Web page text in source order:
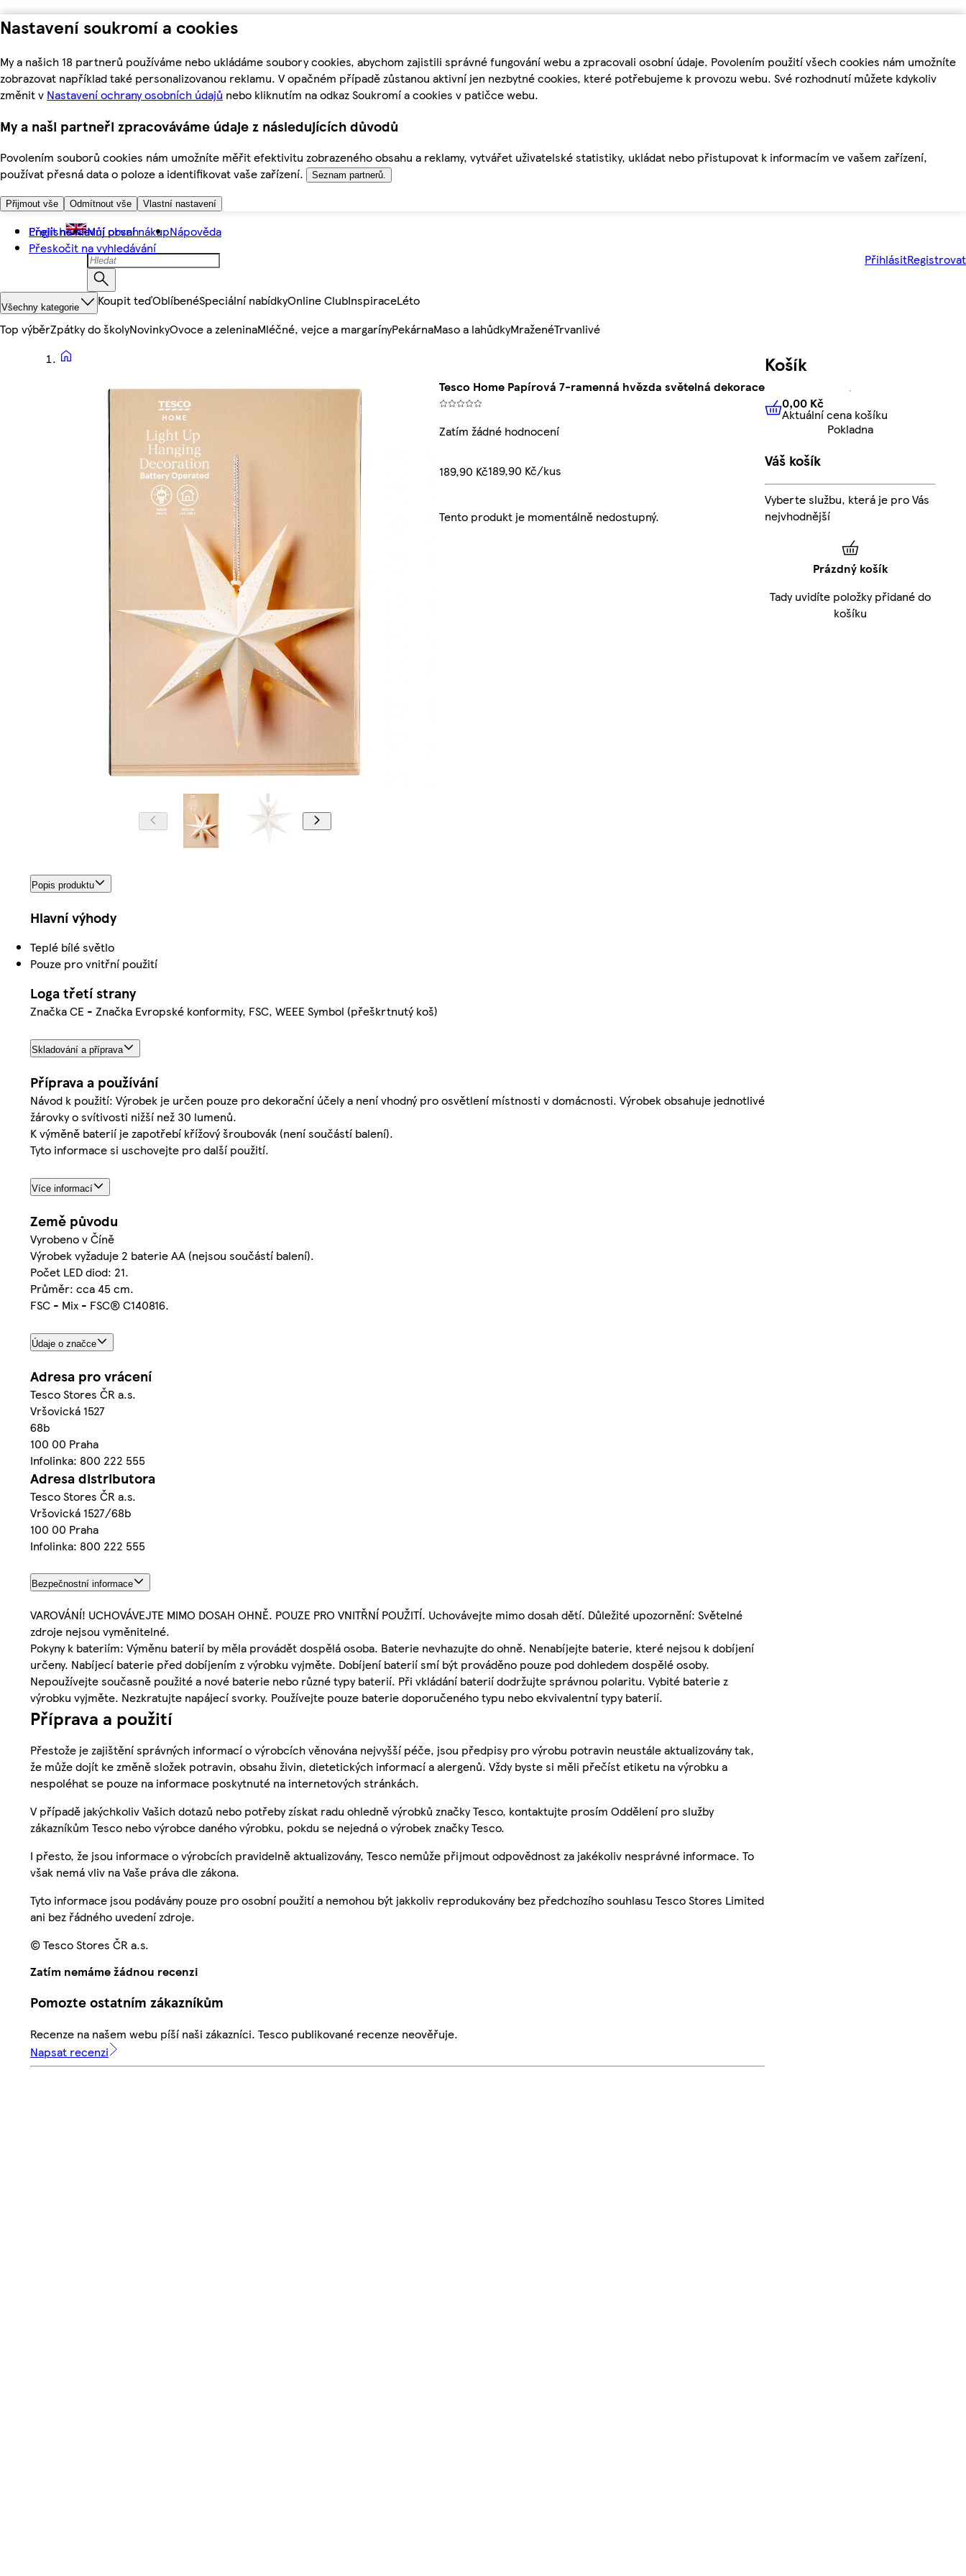
Nastavení soukromí a cookies
My a našich 18 partnerů používáme nebo ukládáme soubory cookies, abychom zajistili správné fungování webu a zpracovali osobní údaje. Povolením použití všech cookies nám umožníte
zobrazovat například také personalizovanou reklamu. V opačném případě zůstanou aktivní jen nezbytné cookies, které potřebujeme k provozu webu. Své rozhodnutí můžete kdykoliv
změnit v Nastavení ochrany osobních údajů nebo kliknutím na odkaz Soukromí a cookies v patičce webu.
My a naši partneři zpracováváme údaje z následujících důvodů
Povolením souborů cookies nám umožníte měřit efektivitu zobrazeného obsahu a reklamy, vytvářet uživatelské statistiky, ukládat nebo přistupovat k informacím ve vašem zařízení,
používat přesná data o poloze a identifikovat vaše zařízení.
Seznam partnerů.
Přijmout vše Odmítnout vše Vlastní nastavení
Přejít na hlavní obsah
Přeskočit na vyhledávání
English Můj první nákupNápověda
PřihlásitRegistrovat
Všechny kategorie Koupit teďOblíbenéSpeciální nabídkyOnline ClubInspiraceLéto
Top výběrZpátky do školyNovinkyOvoce a zeleninaMléčné, vejce a margarínyPekárnaMaso a lahůdkyMraženéTrvanlivé
Tesco Home Papírová 7-ramenná hvězda světelná dekorace
Zatím žádné hodnocení
189,90 Kč189,90 Kč/kus
Tento produkt je momentálně nedostupný.
Popis produktu
Hlavní výhody
Teplé bílé světlo
Pouze pro vnitřní použití
Loga třetí strany
Značka CE - Značka Evropské konformity, FSC, WEEE Symbol (přeškrtnutý koš)
Skladování a příprava
Příprava a používání
Návod k použití: Výrobek je určen pouze pro dekorační účely a není vhodný pro osvětlení místnosti v domácnosti. Výrobek obsahuje jednotlivé
žárovky o svítivosti nižší než 30 lumenů.
K výměně baterií je zapotřebí křížový šroubovák (není součástí balení).
Tyto informace si uschovejte pro další použití.
Více informací
Země původu
Vyrobeno v Číně
Výrobek vyžaduje 2 baterie AA (nejsou součástí balení).
Počet LED diod: 21.
Průměr: cca 45 cm.
FSC - Mix - FSC® C140816.
Údaje o značce
Adresa pro vrácení
Tesco Stores ČR a.s.
Vršovická 1527
68b
100 00 Praha
Infolinka: 800 222 555
Adresa distributora
Tesco Stores ČR a.s.
Vršovická 1527/68b
100 00 Praha
Infolinka: 800 222 555
Bezpečnostní informace
VAROVÁNÍ! UCHOVÁVEJTE MIMO DOSAH OHNĚ. POUZE PRO VNITŘNÍ POUŽITÍ. Uchovávejte mimo dosah dětí. Důležité upozornění: Světelné
zdroje nejsou vyměnitelné.
Pokyny k bateriím: Výměnu baterií by měla provádět dospělá osoba. Baterie nevhazujte do ohně. Nenabíjejte baterie, které nejsou k dobíjení
určeny. Nabíjecí baterie před dobíjením z výrobku vyjměte. Dobíjení baterií smí být prováděno pouze pod dohledem dospělé osoby.
Nepoužívejte současně použité a nové baterie nebo různé typy baterií. Při vkládání baterií dodržujte správnou polaritu. Vybité baterie z
výrobku vyjměte. Nezkratujte napájecí svorky. Používejte pouze baterie doporučeného typu nebo ekvivalentní typy baterií.
Příprava a použití
Přestože je zajištění správných informací o výrobcích věnována nejvyšší péče, jsou předpisy pro výrobu potravin neustále aktualizovány tak,
že může dojít ke změně složek potravin, obsahu živin, dietetických informací a alergenů. Vždy byste si měli přečíst etiketu na výrobku a
nespoléhat se pouze na informace poskytnuté na internetových stránkách.
V případě jakýchkoliv Vašich dotazů nebo potřeby získat radu ohledně výrobků značky Tesco, kontaktujte prosím Oddělení pro služby
zákazníkům Tesco nebo výrobce daného výrobku, pokdu se nejedná o výrobek značky Tesco.
I přesto, že jsou informace o výrobcích pravidelně aktualizovány, Tesco nemůže přijmout odpovědnost za jakékoliv nesprávné informace. To
však nemá vliv na Vaše práva dle zákona.
Tyto informace jsou podávány pouze pro osobní použití a nemohou být jakkoliv reprodukovány bez předchozího souhlasu Tesco Stores Limited
ani bez řádného uvedení zdroje.
© Tesco Stores ČR a.s.
Zatím nemáme žádnou recenzi
Pomozte ostatním zákazníkům
Recenze na našem webu píší naši zákazníci. Tesco publikované recenze neověřuje.
Napsat recenzi
Košík
0,00 KčAktuální cena košíku
0,00 Kč
Aktuální cena košíku
Pokladna
Váš košík
Vyberte službu, která je pro Vás
nejvhodnější
Prázdný košík
Tady uvidíte položky přidané do
košíku